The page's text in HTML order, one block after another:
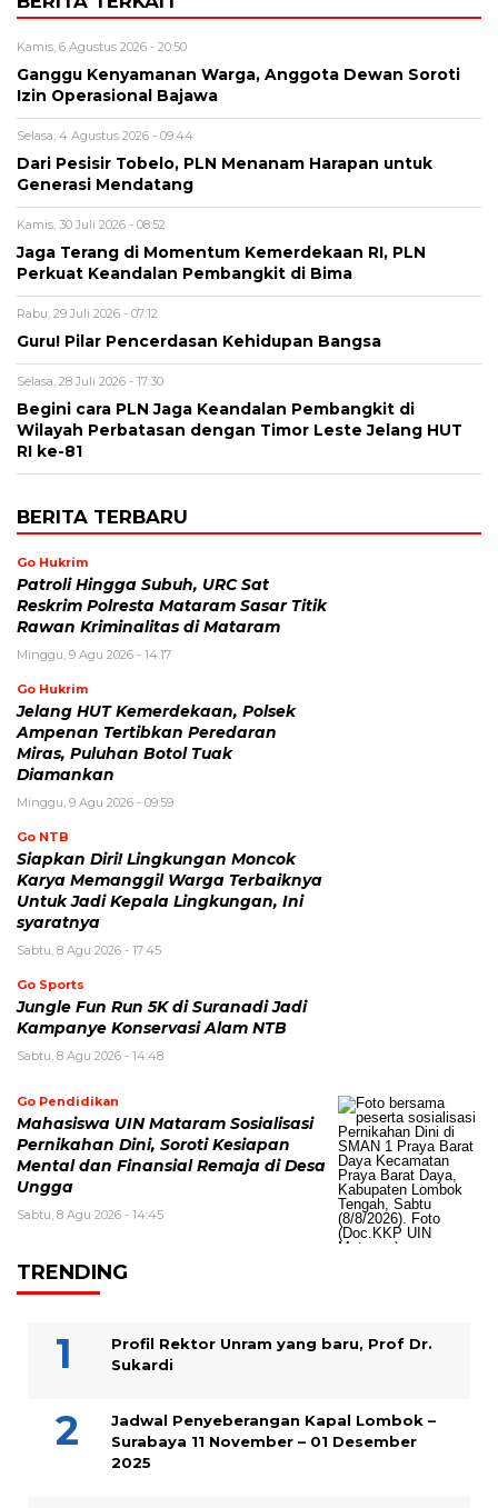
Kamis, 6 Agustus 2026 - 20:50
Ganggu Kenyamanan Warga, Anggota Dewan Soroti
Izin Operasional Bajawa
Selasa, 4 Agustus 2026 - 09:44
Dari Pesisir Tobelo, PLN Menanam Harapan untuk
Generasi Mendatang
Kamis, 30 Juli 2026 - 08:52
Jaga Terang di Momentum Kemerdekaan RI, PLN
Perkuat Keandalan Pembangkit di Bima
Rabu, 29 Juli 2026 - 07:12
Guru! Pilar Pencerdasan Kehidupan Bangsa
Selasa, 28 Juli 2026 - 17:30
Begini cara PLN Jaga Keandalan Pembangkit di
Wilayah Perbatasan dengan Timor Leste Jelang HUT
RI ke-81
BERITA TERBARU
Go Hukrim
Patroli Hingga Subuh, URC Sat
Reskrim Polresta Mataram Sasar Titik
Rawan Kriminalitas di Mataram
Minggu, 9 Agu 2026 - 14:17
Go Hukrim
Jelang HUT Kemerdekaan, Polsek
Ampenan Tertibkan Peredaran
Miras, Puluhan Botol Tuak
Diamankan
Minggu, 9 Agu 2026 - 09:59
Go NTB
Siapkan Diri! Lingkungan Moncok
Karya Memanggil Warga Terbaiknya
Untuk Jadi Kepala Lingkungan, Ini
syaratnya
Sabtu, 8 Agu 2026 - 17:45
Go Sports
Jungle Fun Run 5K di Suranadi Jadi
Kampanye Konservasi Alam NTB
Sabtu, 8 Agu 2026 - 14:48
Go Pendidikan
Mahasiswa UIN Mataram Sosialisasi
Pernikahan Dini, Soroti Kesiapan
Mental dan Finansial Remaja di Desa
Ungga
Sabtu, 8 Agu 2026 - 14:45
TRENDING
Profil Rektor Unram yang baru, Prof Dr.
Sukardi
Jadwal Penyeberangan Kapal Lombok –
Surabaya 11 November – 01 Desember
2025